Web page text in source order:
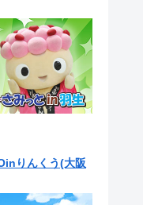
りんくう(大阪